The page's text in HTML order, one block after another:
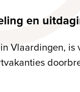
en
Vlaardingen,